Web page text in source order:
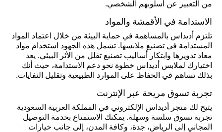
من التعبير عن أسلوبهم الشخصي.
الاستدامة في الأقمشة والمواد
تلتزم أديداس بالمساهمة في حماية البيئة من خلال اعتماد المواد
المستدامة في تصنيع ملابسها. تشمل هذه الجهود استخدام مواد
معاد تدويرها وابتكار أساليب تصنيع تقلل من الأثر البيئي. يعد
اختيارك لملابس أديداس خطوة نحو دعم الاستدامة، حيث أنك
بذلك تساهم في الحفاظ على الموارد الطبيعية وتقليل النفايات.
تجربة تسوق مريحة عبر الإنترنت
يتيح لك متجر أديداس الإلكتروني في المملكة العربية السعودية
تجربة تسوق سلسة وسهلة. يمكنك الاستمتاع بخدمة التوصيل
المجاني إلى الرياض، جدة، وكافة المدن، إلى جانب خيارات